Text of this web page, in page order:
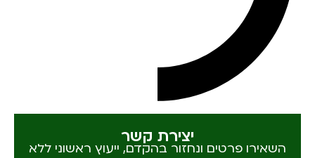
יצירת קשר
השאירו פרטים ונחזור בהקדם, ייעוץ ראשוני ללא